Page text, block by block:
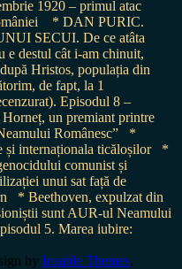
1920 – primul atac
* DAN PURIC.
SECUI. De ce atâta
e destul cât i-am chinuit,
Hristos, populația din
de fapt, la 1
Episodul 8 –
un premiant printre
Românesc”
*
internaționala ticăloșilor
*
comunist și
unui sat față de
* Beethoven, expulzat din
sunt AUR-ul Neamului
5. Marea iubire:
by Iceable Themes.